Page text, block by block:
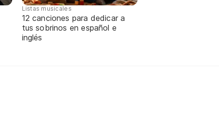
Listas musicales
12 canciones para dedicar a
tus sobrinos en español e
inglés